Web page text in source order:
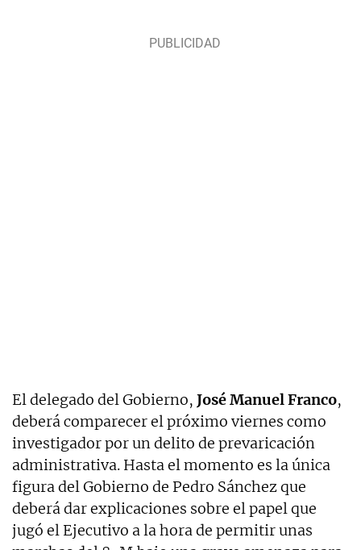
El delegado del Gobierno, José Manuel Franco,
deberá comparecer el próximo viernes como
investigador por un delito de prevaricación
administrativa. Hasta el momento es la única
figura del Gobierno de Pedro Sánchez que
deberá dar explicaciones sobre el papel que
jugó el Ejecutivo a la hora de permitir unas